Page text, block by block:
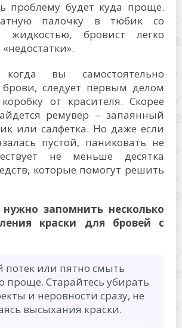
проблему будет куда проще.
палочку в тюбик со
жидкостью, бровист легко
вы самостоятельно
следует первым делом
от красителя. Скорее
ремувер – запаянный
или салфетка. Но даже если
пустой, паниковать не
не меньше десятка
которые помогут решить
запомнить несколько
краски для бровей с
потек или пятно смыть
проще. Старайтесь убирать
и неровности сразу, не
высыхания краски.